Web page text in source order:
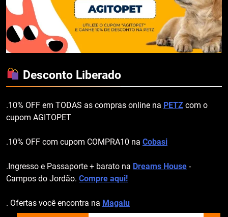
Desconto Liberado
.10% OFF em TODAS as compras online na PETZ com o
cupom AGITOPET
.10% OFF com cupom COMPRA10 na Cobasi
.Ingresso e Passaporte + barato na Dreams House -
Campos do Jordão. Compre aqui!
. Ofertas você encontra na Magalu